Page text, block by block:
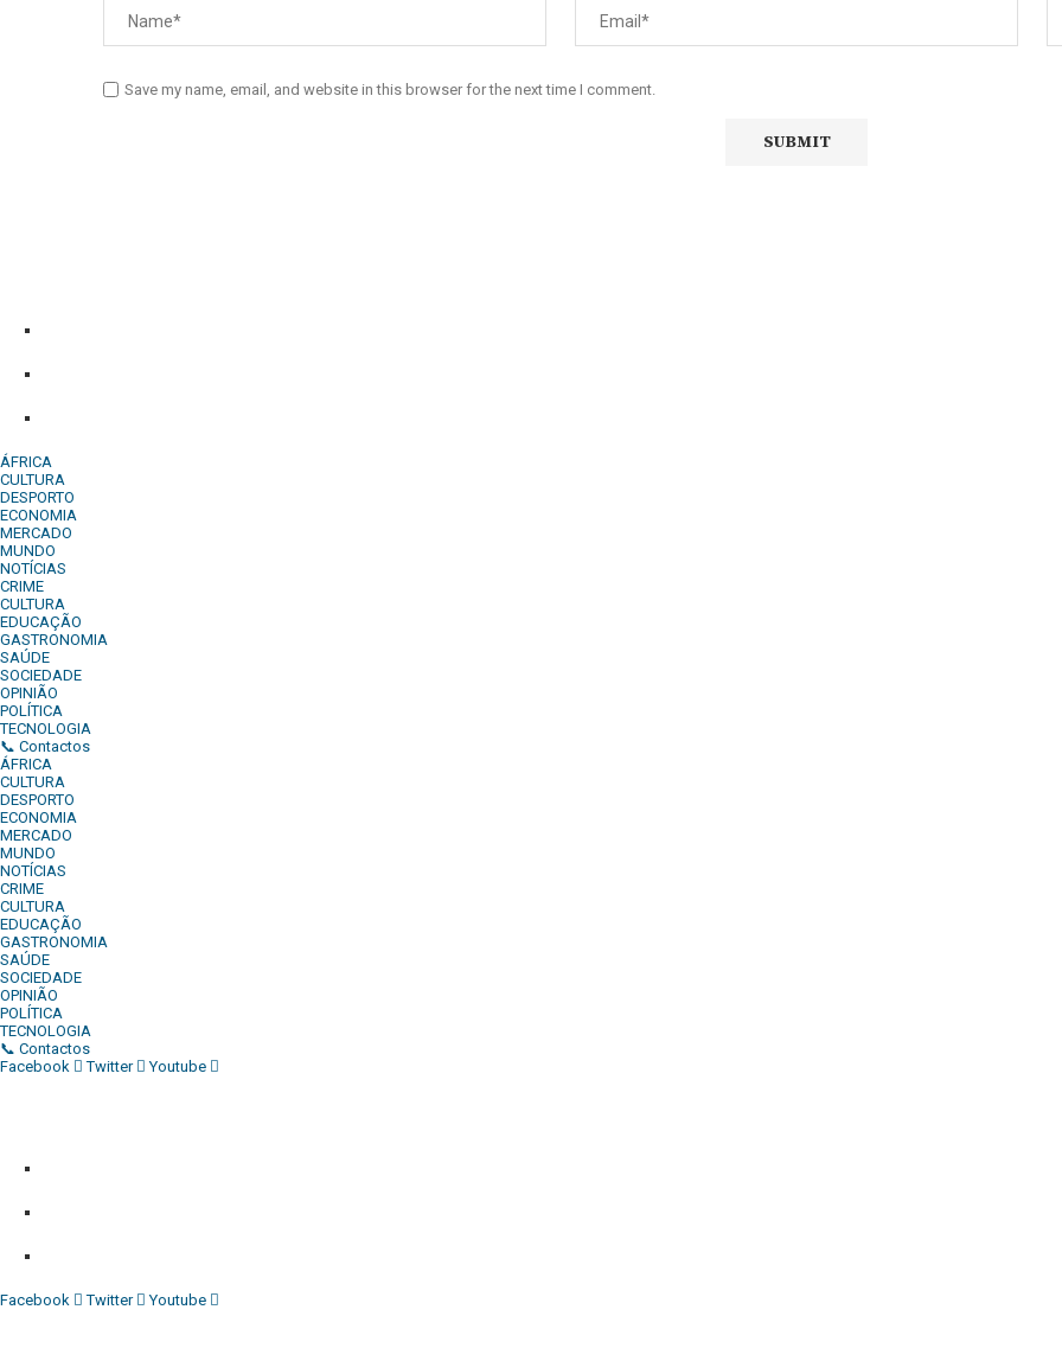
Save my name, email, and website in this browser for the next time I comment.
ÁFRICA
CULTURA
DESPORTO
ECONOMIA
MERCADO
MUNDO
NOTÍCIAS
CRIME
CULTURA
EDUCAÇÃO
GASTRONOMIA
SAÚDE
SOCIEDADE
OPINIÃO
POLÍTICA
TECNOLOGIA
📞 Contactos
ÁFRICA
CULTURA
DESPORTO
ECONOMIA
MERCADO
MUNDO
NOTÍCIAS
CRIME
CULTURA
EDUCAÇÃO
GASTRONOMIA
SAÚDE
SOCIEDADE
OPINIÃO
POLÍTICA
TECNOLOGIA
📞 Contactos
Facebook
Twitter Youtube
Facebook Twitter Youtube